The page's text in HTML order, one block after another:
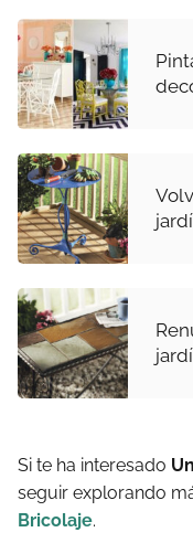
Si te ha interesado
seguir explorando
Bricolaje.